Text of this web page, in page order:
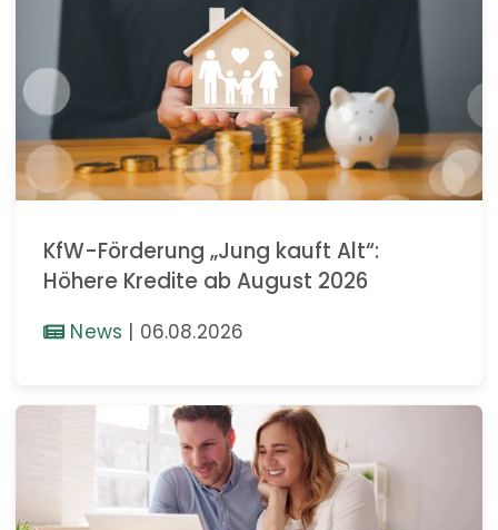
KfW-Förderung „Jung kauft Alt“:
Höhere Kredite ab August 2026
News | 06.08.2026